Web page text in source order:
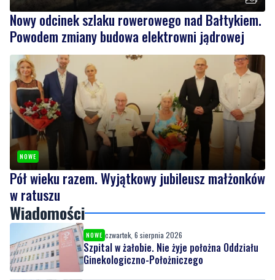
Nowy odcinek szlaku rowerowego nad Bałtykiem.
Powodem zmiany budowa elektrowni jądrowej
NOWE
Pół wieku razem. Wyjątkowy jubileusz małżonków
w ratuszu
Wiadomości
NOWE czwartek, 6 sierpnia 2026
Szpital w żałobie. Nie żyje położna Oddziału
Ginekologiczno-Położniczego